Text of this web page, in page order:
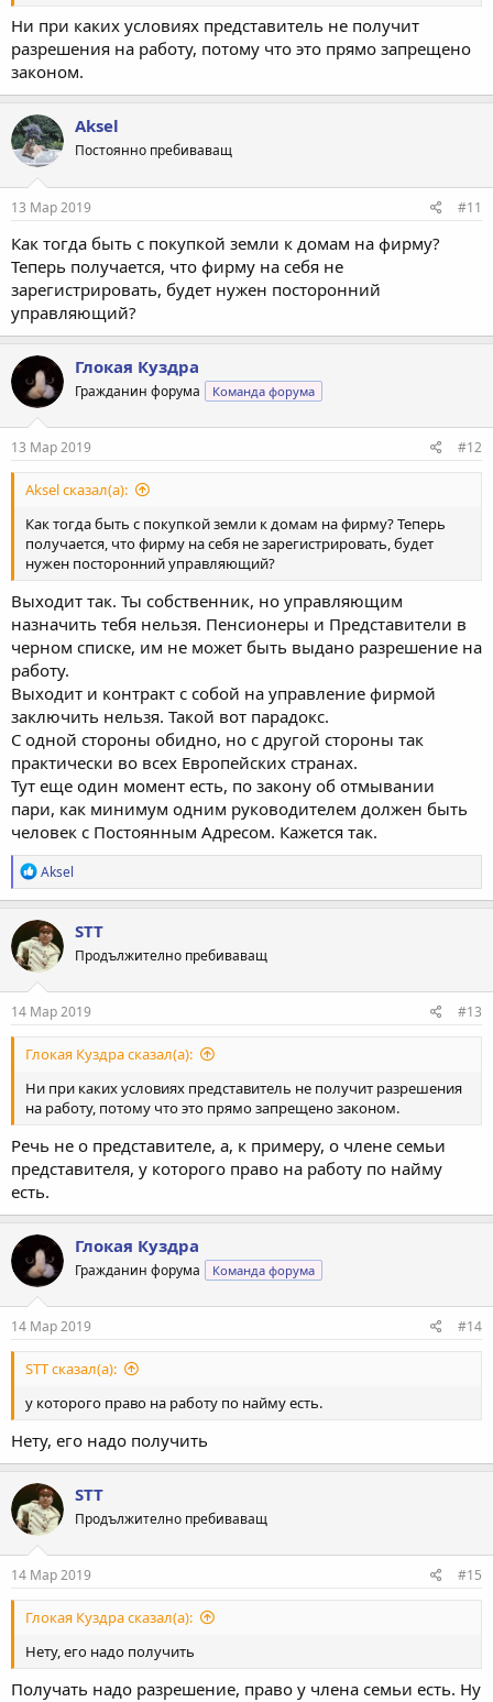
Ни при каких условиях представитель не получит
разрешения на работу, потому что это прямо запрещено
законом.
Aksel
Постоянно пребиваващ
13 Мар 2019 #11
Как тогда быть с покупкой земли к домам на фирму?
Теперь получается, что фирму на себя не
зарегистрировать, будет нужен посторонний
управляющий?
Глокая Куздра
Гражданин форума Команда форума
13 Мар 2019 #12
Aksel сказал(а):
Как тогда быть с покупкой земли к домам на фирму? Теперь
получается, что фирму на себя не зарегистрировать, будет
нужен посторонний управляющий?
Выходит так. Ты собственник, но управляющим
назначить тебя нельзя. Пенсионеры и Представители в
черном списке, им не может быть выдано разрешение на
работу.
Выходит и контракт с собой на управление фирмой
заключить нельзя. Такой вот парадокс.
С одной стороны обидно, но с другой стороны так
практически во всех Европейских странах.
Тут еще один момент есть, по закону об отмывании
пари, как минимум одним руководителем должен быть
человек с Постоянным Адресом. Кажется так.
Р
е
а
к
ц
и
и
:
Aksel
STT
Продължително пребиваващ
14 Мар 2019 #13
Глокая Куздра сказал(а):
Ни при каких условиях представитель не получит разрешения
на работу, потому что это прямо запрещено законом.
Речь не о представителе, а, к примеру, о члене семьи
представителя, у которого право на работу по найму
есть.
Глокая Куздра
Гражданин форума Команда форума
14 Мар 2019 #14
STT сказал(а):
у которого право на работу по найму есть.
Нету, его надо получить
STT
Продължително пребиваващ
14 Мар 2019 #15
Глокая Куздра сказал(а):
Нету, его надо получить
Получать надо разрешение, право у члена семьи есть. Ну